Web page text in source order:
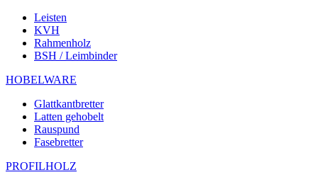
Leisten
KVH
Rahmenholz
BSH / Leimbinder
HOBELWARE
Glattkantbretter
Latten gehobelt
Rauspund
Fasebretter
PROFILHOLZ